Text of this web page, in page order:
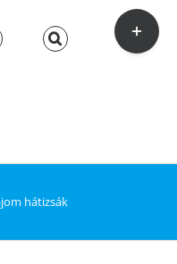
hátizsák
Toggle
Sliding
Bar